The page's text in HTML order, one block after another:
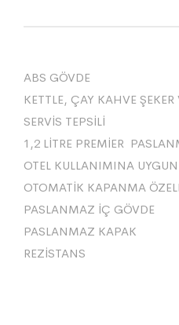
ABS GÖVDE
KETTLE, ÇAY KAHVE
SERVİS TEPSİLİ
1,2 LİTRE PREMİER
OTEL KULLANIMINA
OTOMATİK KAPANMA
PASLANMAZ İÇ GÖVDE
PASLANMAZ KAPAK
REZİSTANS